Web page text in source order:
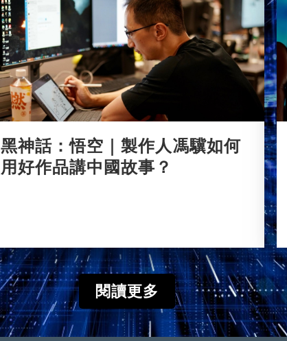
黑神話：悟空｜製作人馮驥如何
用好作品講中國故事？
閱讀更多